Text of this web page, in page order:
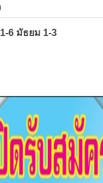
6 มัธยม 1-3